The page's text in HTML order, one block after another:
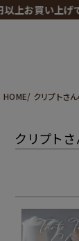
お買い上げで
HOME クリプトさ
クリプト